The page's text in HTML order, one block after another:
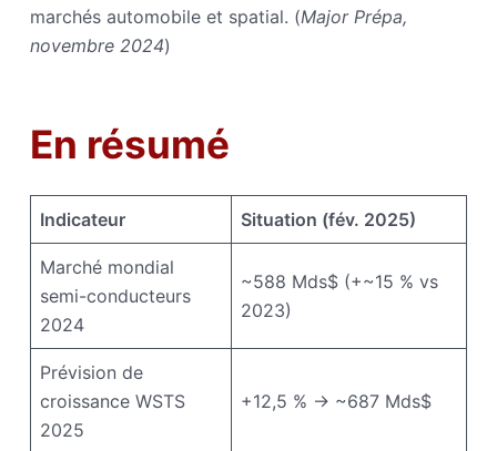
marchés automobile et spatial. (Major Prépa,
novembre 2024)
En résumé
Indicateur Situation (fév. 2025)
Marché mondial
semi-conducteurs
2024
~588 Mds$ (+~15 % vs
2023)
Prévision de
croissance WSTS
2025
+12,5 % → ~687 Mds$